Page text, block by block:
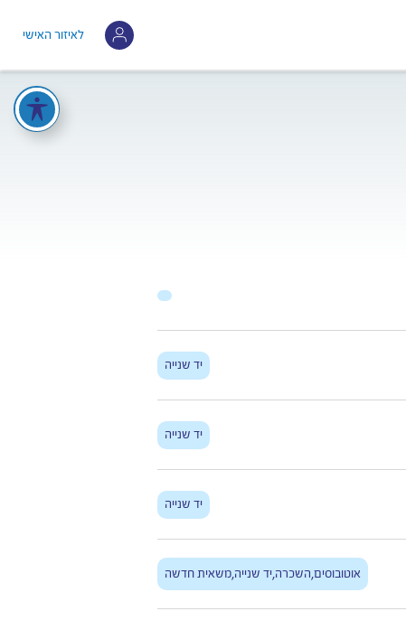
לאיזור האישי
יד שנייה
יד שנייה
יד שנייה
אוטובוסים,השכרה,יד שנייה,משאית חדשה